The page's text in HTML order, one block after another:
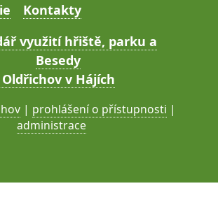
Kontakty
využití hřiště, parku a
Besedy
v Hájích
| prohlášení o přístupnosti |
administrace